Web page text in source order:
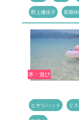
野上優佳子 長期休
本・遊び
ヒヤリハット リ